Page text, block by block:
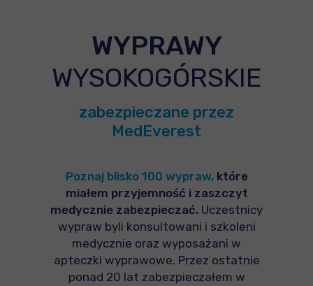
WYPRAWY
WYSOKOGÓRSKIE
zabezpieczane przez
MedEverest
Poznaj blisko 100 wypraw, które
miałem przyjemność i zaszczyt
medycznie zabezpieczać. Uczestnicy
wypraw byli konsultowani i szkoleni
medycznie oraz wyposażani w
apteczki wyprawowe. Przez ostatnie
ponad 20 lat zabezpieczałem w